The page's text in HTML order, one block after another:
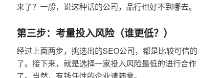
来了？一般，说这种话的公司，品行也好不到哪去。
第三步：考量投入风险（谁更低？）
经过上面两步，挑选出的SEO公司，都是比较可信的
了。接下来，就是选择一家投入风险最低的进行合作